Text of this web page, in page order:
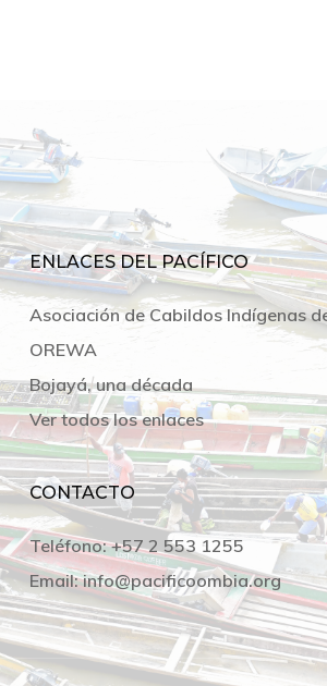
ENLACES DEL PACÍFICO
Asociación de Cabildos Indígenas
OREWA
Bojayá, una década
Ver todos los enlaces
CONTACTO
Teléfono:+57 2 553 1255
Email: info@pacificoombia.org